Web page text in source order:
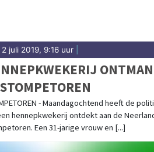
2 juli 2019, 9:16 uur
- Maandagochtend heeft de
hennepkwekerij ontdekt aan de
Een 31-jarige vrouw en [...]